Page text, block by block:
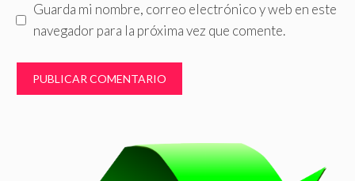
Guarda mi nombre, correo electrónico y web en este
navegador para la próxima vez que comente.